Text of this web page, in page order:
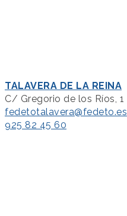
TALAVERA DE LA REINA
C/ Gregorio de los Ríos, 1
fedetotalavera@fedeto.es
925 82 45 60